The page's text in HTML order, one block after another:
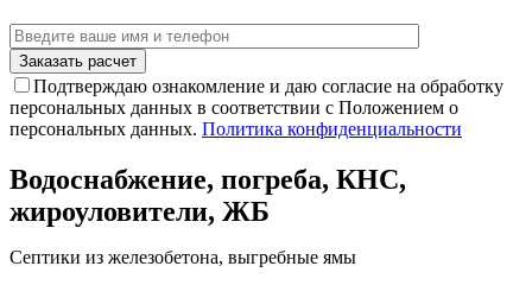
Подтверждаю ознакомление и даю согласие на обработку
персональных данных в соответствии с Положением о
персональных данных. Политика конфиденциальности
Водоснабжение, погреба, КНС,
жироуловители, ЖБ
Септики из железобетона, выгребные ямы